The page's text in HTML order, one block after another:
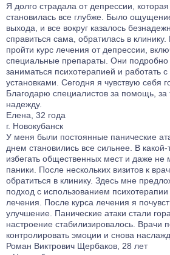
Я долго страдала от депрессии,
становилась все глубже. Было
выхода, и все вокруг казалось
справиться сама, обратилась в
пройти курс лечения от депрессии,
специальные препараты. Они подробно
заниматься психотерапией и работать
установками. Сегодня я чувствую себя
Благодарю специалистов за помощь, за
надежду.
Елена, 32 года
г. Новокубанск
У меня были постоянные панические
днем становились все сильнее. В
избегать общественных мест и даже не
паники. После нескольких визитов к
обратиться в клинику. Здесь мне
подход с использованием
лечения. После курса лечения я
улучшение. Панические атаки стали
настроение стабилизировалось. Врачи
контролировать эмоции и снова
Роман Виктрович Щербаков, 28 лет